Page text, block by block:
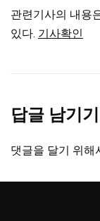
관련기사의 내용
있다. 기사확인
답글 남기기
댓글을 달기 위해